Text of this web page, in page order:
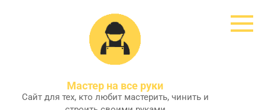
Мастер на все руки
Сайт для тех, кто любит мастерить, чинить и